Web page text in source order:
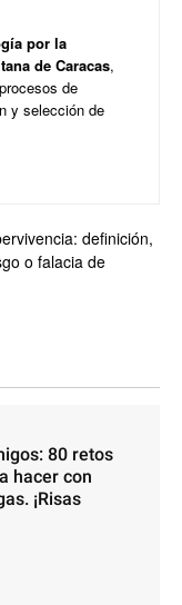
por la
de Caracas,
de
y selección de
definición,
o falacia de
80 retos
hacer con
¡Risas